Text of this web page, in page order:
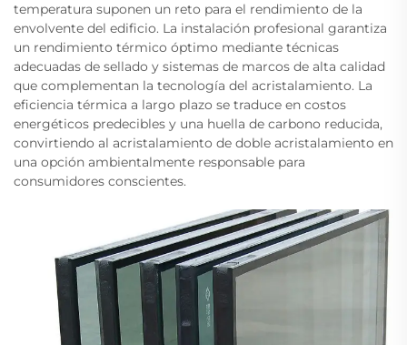
temperatura suponen un reto para el rendimiento de la
envolvente del edificio. La instalación profesional garantiza
un rendimiento térmico óptimo mediante técnicas
adecuadas de sellado y sistemas de marcos de alta calidad
que complementan la tecnología del acristalamiento. La
eficiencia térmica a largo plazo se traduce en costos
energéticos predecibles y una huella de carbono reducida,
convirtiendo al acristalamiento de doble acristalamiento en
una opción ambientalmente responsable para
consumidores conscientes.